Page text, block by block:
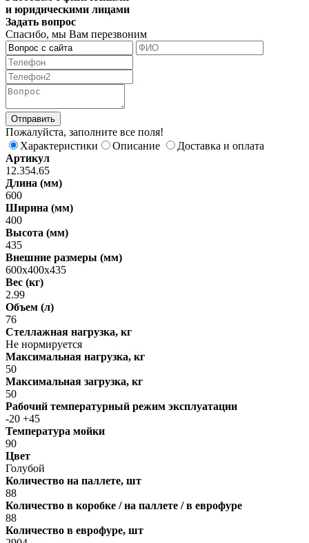
и юридическими лицами
Задать вопрос
Спасибо, мы Вам перезвоним
Пожалуйста, заполните все поля!
Характеристики
Описание
Доставка и оплата
Артикул
12.354.65
Длина (мм)
600
Ширина (мм)
400
Высота (мм)
435
Внешние размеры (мм)
600х400х435
Вес (кг)
2.99
Объем (л)
76
Стеллажная нагрузка, кг
Не нормируется
Максимальная нагрузка, кг
50
Максимальная загрузка, кг
50
Рабочий температурный режим эксплуатации
-20 +45
Температура мойки
90
Цвет
Голубой
Количество на паллете, шт
88
Количество в коробке / на паллете / в еврофуре
88
Количество в еврофуре, шт